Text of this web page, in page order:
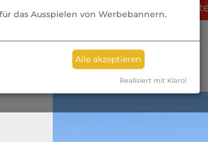
das Ausspielen von Werbebannern.
Alle akzeptieren
Realisiert mit Klaro!